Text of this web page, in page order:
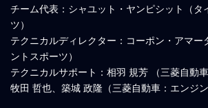
チーム代表：シャユット・ヤンピシット（タ
ツ）
テクニカルディレクター：コーポン・アマー
ントスポーツ）
テクニカルサポート：相羽 規芳 （三菱自動車
牧田 哲也、築城 政隆（三菱自動車：エンジン